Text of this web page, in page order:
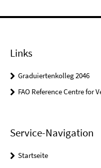
Links
Graduiertenkolleg 2046
FAO Reference Centre for
Service-Navigation
Startseite